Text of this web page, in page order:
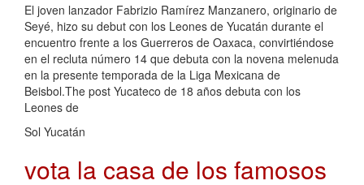
El joven lanzador Fabrizio Ramírez Manzanero, originario de
Seyé, hizo su debut con los Leones de Yucatán durante el
encuentro frente a los Guerreros de Oaxaca, convirtiéndose
en el recluta número 14 que debuta con la novena melenuda
en la presente temporada de la Liga Mexicana de
Beisbol.The post Yucateco de 18 años debuta con los
Leones de
Sol Yucatán
vota la casa de los famosos